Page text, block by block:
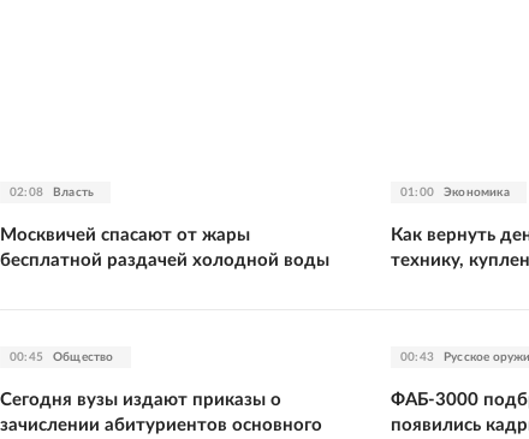
02:08 Власть
Москвичей спасают от жары
бесплатной раздачей холодной воды
01:00 Экономика
Как вернуть
технику,
00:45 Общество
Сегодня вузы издают приказы о
зачислении абитуриентов основного
00:43 Русское
ФАБ-3000
появились